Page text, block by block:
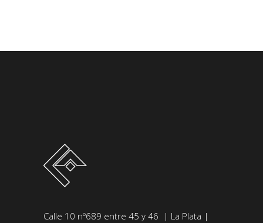
Calle 10 nº689 entre 45 y 46 | La Plata |